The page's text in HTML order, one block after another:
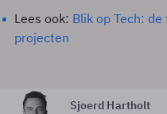
Lees ook: Blik op Tech:
projecten
Sjoerd Hartholt